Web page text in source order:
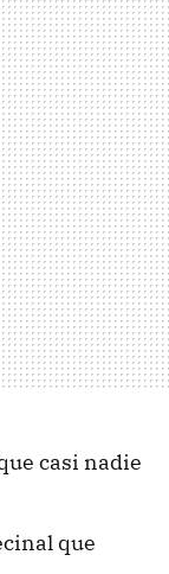
casi nadie
que